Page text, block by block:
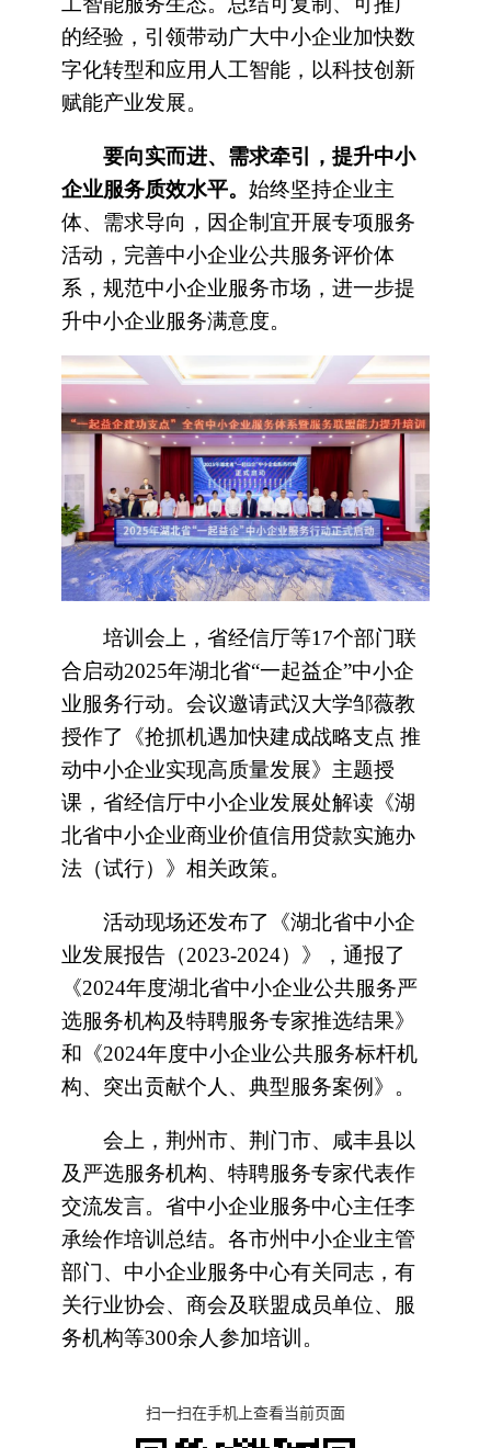
的经验，引领带动广大中小企业加快数
字化转型和应用人工智能，以科技创新
赋能产业发展。
要向实而进、需求牵引，提升中小
企业服务质效水平。 始终坚持企业主
体、需求导向，因企制宜开展专项服务
活动，完善中小企业公共服务评价体
系，规范中小企业服务市场，进一步提
升中小企业服务满意度。
培训会上，省经信厅等17个部门联
合启动2025年湖北省“一起益企”中小企
业服务行动。会议邀请武汉大学邹薇教
授作了《抢抓机遇加快建成战略支点 推
动中小企业实现高质量发展》主题授
课，省经信厅中小企业发展处解读《湖
北省中小企业商业价值信用贷款实施办
法（试行）》相关政策。
活动现场还发布了《湖北省中小企
业发展报告（2023-2024）》，通报了
《2024年度湖北省中小企业公共服务严
选服务机构及特聘服务专家推选结果》
和《2024年度中小企业公共服务标杆机
构、突出贡献个人、典型服务案例》。
会上，荆州市、荆门市、咸丰县以
及严选服务机构、特聘服务专家代表作
交流发言。省中小企业服务中心主任李
承绘作培训总结。各市州中小企业主管
部门、中小企业服务中心有关同志，有
关行业协会、商会及联盟成员单位、服
务机构等300余人参加培训。
扫一扫在手机上查看当前页面